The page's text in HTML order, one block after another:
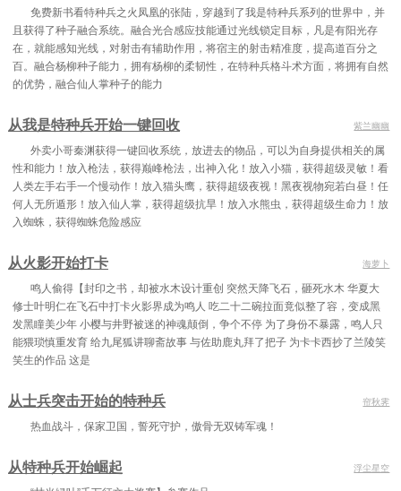
第70章 给你们上一课（上） 第71章 给你们上一课（中） 第72章 给你们上一课（下）
第73章 你还是个人呐 第74章 这是个刺头啊 第75章 原来就是你
第76章 这是个狠人（上） 第77章 这是个狠人（下）
第79章 你是不是有什么误解 第80章 我让你学（上）
第82章 来来来继续 第83章 幻境模拟系统 第84章 我不想干了(上）
第85章 我不想干了（中） 第86章 我不想干了（下） 第87章 你行你来
第97章 你换个人吧 第98章 你又来了 第99章 吃不吃是个问题
第100章 来了就别走 第101章 这他妈什么人（上） 第102章 这他妈什么人（下）
第106章 无懈可击（上） 第107章 无懈可击（下） 第108章 来给他们加个菜
第112章 要不然你来 第114章 如何选择
免费新书看特种兵之火凤凰的张陆，穿越到了我是特种兵系列的世界中，并
且获得了种子融合系统。融合光合感应技能通过光线锁定目标，凡是有阳光存
在，就能感知光线，对射击有辅助作用，将宿主的射击精准度，提高道百分之
百。融合杨柳种子能力，拥有杨柳的柔韧性，在特种兵格斗术方面，将拥有自然
的优势，融合仙人掌种子的能力
从我是特种兵开始一键回收 紫兰幽幽
外卖小哥秦渊获得一键回收系统，放进去的物品，可以为自身提供相关的属
性和能力！放入枪法，获得巅峰枪法，出神入化！放入小猫，获得超级灵敏！看
人类左手右手一个慢动作！放入猫头鹰，获得超级夜视！黑夜视物宛若白昼！任
何人无所遁形！放入仙人掌，获得超级抗旱！放入水熊虫，获得超级生命力！放
入蜘蛛，获得蜘蛛危险感应
从火影开始打卡 海萝卜
鸣人偷得【封印之书，却被水木设计重创 突然天降飞石，砸死水木 华夏大
修士叶明仁在飞石中打卡火影界成为鸣人 吃二十二碗拉面竟似整了容，变成黑
发黑瞳美少年 小樱与井野被迷的神魂颠倒，争个不停 为了身份不暴露，鸣人只
能猥琐慎重发育 给九尾狐讲聊斋故事 与佐助鹿丸拜了把子 为卡卡西抄了兰陵笑
笑生的作品 这是
从士兵突击开始的特种兵 帘秋霁
热血战斗，保家卫国，誓死守护，傲骨无双铸军魂！
从特种兵开始崛起 浮尘星空